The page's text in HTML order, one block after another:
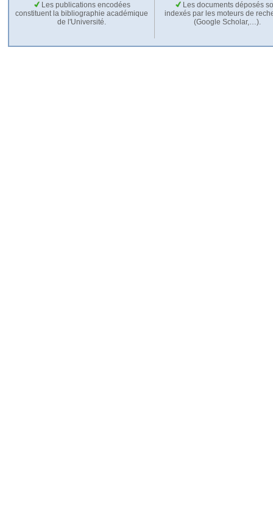
Les publications encodées
constituent la bibliographie académique
de l'Université.
Les documents déposés
indexés par les moteurs de
(Google Scholar,…).